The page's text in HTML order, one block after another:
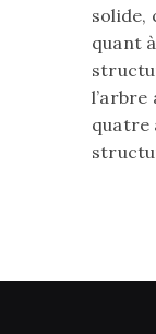
solide,
quant
l’arbre
quatre